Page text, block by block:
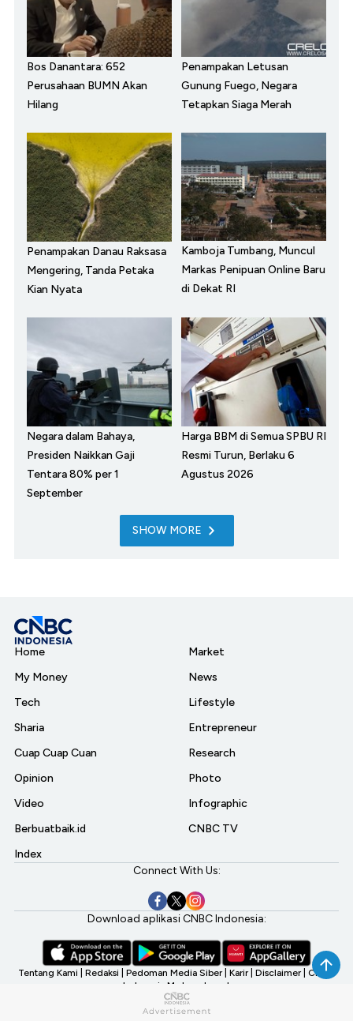
Bos Danantara: 652
Perusahaan BUMN Akan
Hilang
Penampakan Letusan
Gunung Fuego, Negara
Tetapkan Siaga Merah
Penampakan Danau Raksasa
Mengering, Tanda Petaka
Kian Nyata
Kamboja Tumbang, Muncul
Markas Penipuan Online Baru
di Dekat RI
Negara dalam Bahaya,
Presiden Naikkan Gaji
Tentara 80% per 1
September
Harga BBM di Semua SPBU RI
Resmi Turun, Berlaku 6
Agustus 2026
SHOW MORE
Home
My Money
Tech
Sharia
Cuap Cuap Cuan
Opinion
Video
Berbuatbaik.id
Index
Market
News
Lifestyle
Entrepreneur
Research
Photo
Infographic
CNBC TV
Connect With Us:
Download aplikasi CNBC Indonesia:
Tentang Kami Redaksi Pedoman Media Siber Karir Disclaimer CNBC
Indonesia My Investment
©2026 CNBC Indonesia, A Transmedia Company